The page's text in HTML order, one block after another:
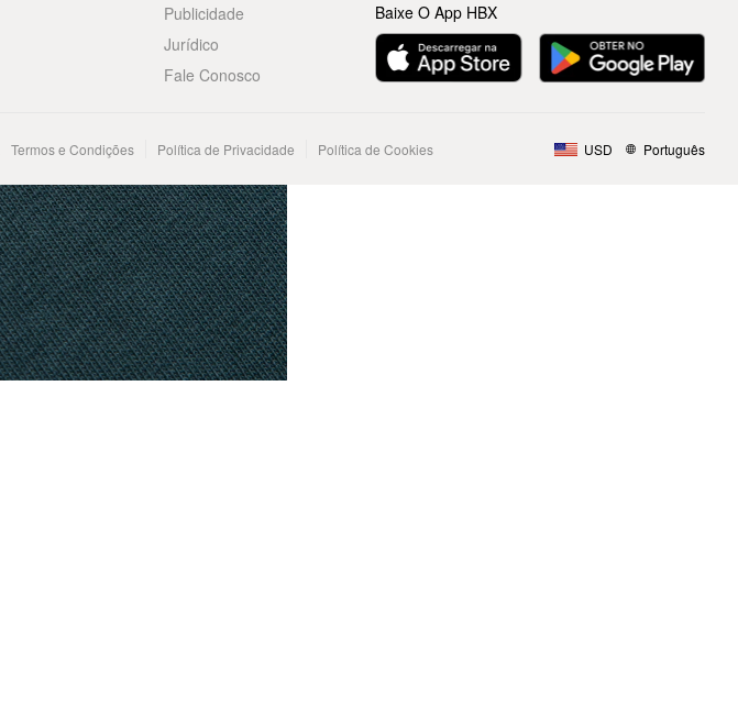
Publicidade
Jurídico
Fale Conosco
Baixe O App HBX
Termos e Condições Política de Privacidade Política de Cookies USD Português